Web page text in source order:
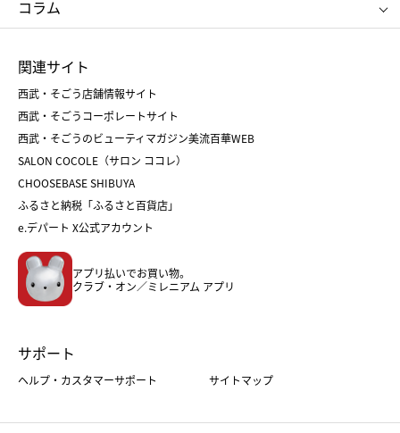
シュタイフ
ひな人形
五月人形
父の日
クリスマスケーキ
ホワイトデー
コラム
菓子折り
和菓子
人気のギフト
バレンタイン
ホワイトデー
おせち
フード
ホーム・キッチン＆アート
関連サイト
西武・そごう店舗情報サイト
西武・そごうコーポレートサイト
西武・そごうのビューティマガジン美流百華WEB
SALON COCOLE（サロン ココレ）
CHOOSEBASE SHIBUYA
ふるさと納税「ふるさと百貨店」
e.デパート X公式アカウント
アプリ払いでお買い物。
クラブ・オン／ミレニアム アプリ
サポート
ヘルプ・カスタマーサポート サイトマップ